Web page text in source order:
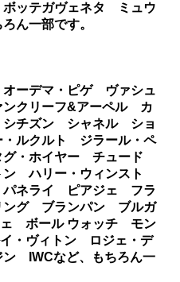
ッテガヴェネタ ミュウ
ん一部です。
ーデマ・ピゲ ヴァシュ
クリーフ&アーペル カ
チズン シャネル ショ
ルクルト ジラール・ペ
・ホイヤー チュード
ハリー・ウィンスト
ネライ ピアジェ フラ
ング ブランパン ブルガ
ボール ウォッチ モン
・ヴィトン ロジェ・デ
IWCなど、もちろん一